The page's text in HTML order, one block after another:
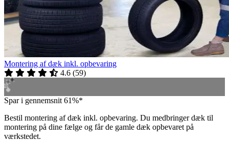
Montering af dæk inkl. opbevaring
4.6 (59)
Spar i gennemsnit 61%*
Bestil montering af dæk inkl. opbevaring. Du medbringer dæk til
montering på dine fælge og får de gamle dæk opbevaret på
værkstedet.